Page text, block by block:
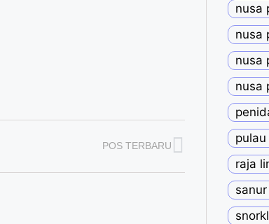
POS TERBARU
nusa
nusa
nusa
nusa
raja